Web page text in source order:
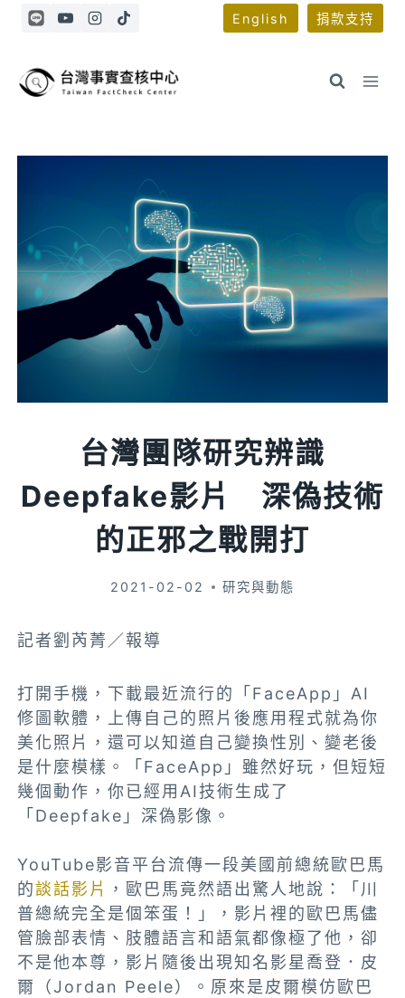
Skip
English 捐款支持
台灣團隊研究辨識
Deepfake影片 深偽技術
的正邪之戰開打
2021-02-02 研究與動態
記者劉芮菁／報導
打開手機，下載最近流行的「FaceApp」AI
修圖軟體，上傳自己的照片後應用程式就為你
美化照片，還可以知道自己變換性別、變老後
是什麼模樣。「FaceApp」雖然好玩，但短短
幾個動作，你已經用AI技術生成了
「Deepfake」深偽影像。
YouTube影音平台流傳一段美國前總統歐巴馬
的談話影片
，歐巴馬竟然語出驚人地說：「川
普總統完全是個笨蛋！」，影片裡的歐巴馬儘
管臉部表情、肢體語言和語氣都像極了他，卻
不是他本尊，影片隨後出現知名影星喬登．皮
爾（Jordan Peele）。原來是皮爾模仿歐巴